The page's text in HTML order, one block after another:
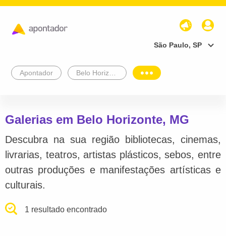
São Paulo, SP
Apontador
Galerias em Belo Horizonte, MG
Descubra na sua região bibliotecas, cinemas,
livrarias, teatros, artistas plásticos, sebos, entre
outras produções e manifestações artísticas e
culturais.
1 resultado encontrado